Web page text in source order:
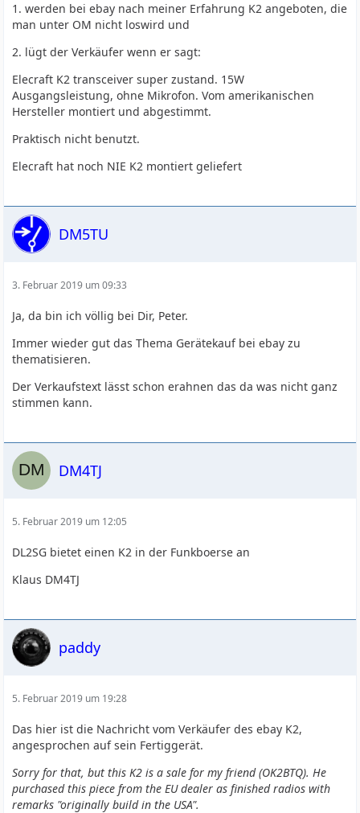
1. werden bei ebay nach meiner Erfahrung K2 angeboten, die
man unter OM nicht loswird und
2. lügt der Verkäufer wenn er sagt:
Elecraft K2 transceiver super zustand. 15W
Ausgangsleistung, ohne Mikrofon. Vom amerikanischen
Hersteller montiert und abgestimmt.
Praktisch nicht benutzt.
Elecraft hat noch NIE K2 montiert geliefert
DM5TU
3. Februar 2019 um 09:33
Ja, da bin ich völlig bei Dir, Peter.
Immer wieder gut das Thema Gerätekauf bei ebay zu
thematisieren.
Der Verkaufstext lässt schon erahnen das da was nicht ganz
stimmen kann.
DM4TJ
5. Februar 2019 um 12:05
DL2SG bietet einen K2 in der Funkboerse an
Klaus DM4TJ
paddy
5. Februar 2019 um 19:28
Das hier ist die Nachricht vom Verkäufer des ebay K2,
angesprochen auf sein Fertiggerät.
Sorry for that, but this K2 is a sale for my friend (OK2BTQ). He
purchased this piece from the EU dealer as finished radios with
remarks "originally build in the USA".